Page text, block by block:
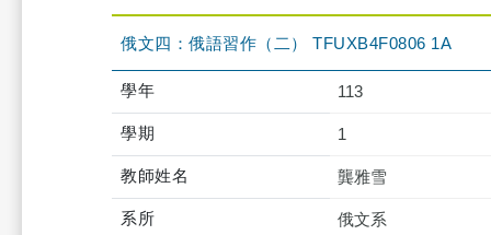
俄文四：俄語習作（二） TFUXB4F0806 1A
學年 113
學期 1
教師姓名 龔雅雪
系所 俄文系